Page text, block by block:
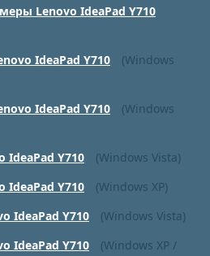
Lenovo IdeaPad Y710
IdeaPad Y710
(Windows
IdeaPad Y710
(Windows
IdeaPad Y710
(Windows Vista)
IdeaPad Y710
(Windows XP)
IdeaPad Y710
(Windows Vista)
IdeaPad Y710
(Windows XP /